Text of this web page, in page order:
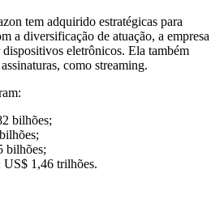
tem adquirido estratégicas para
a diversificação de atuação, a empresa
eletrônicos. Ela também
como streaming.
bilhões;
bilhões;
US$ 1,46 trilhões.